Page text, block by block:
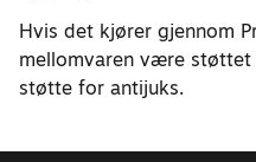
Hvis det kjører gjennom
mellomvaren være støttet
støtte for antijuks.